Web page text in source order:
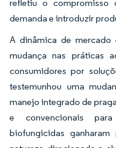
refletiu o compromisso
demanda e introduzir
A dinâmica de mercado
mudança nas práticas
consumidores por
testemunhou uma
manejo integrado de
e convencionais
biofungicidas